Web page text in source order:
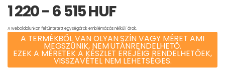
1 220 - 6 515 HUF
A weboldalunkon feltüntetett egységárak emblémázás nélküli árak.
A TERMÉKBŐL VAN OLYAN SZÍN VAGY MÉRET AMI
MEGSZŰNIK, NEM UTÁNRENDELHETŐ.
EZEK A MÉRETEK A KÉSZLET EREJÉIG RENDELHETŐEK,
VISSZAVÉTEL NEM LEHETSÉGES.